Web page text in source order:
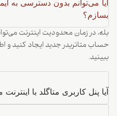
آیا می‌توانم بدون دسترسی به
بسازم؟
بله، در زمان محدودیت اینترنت
حساب متاتریدر جدید ایجاد کنید و
ببینید.
آیا پنل کاربری متاگلد با